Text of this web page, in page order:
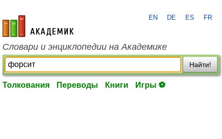
academic.ru
EN DE ES FR
Словари и энциклопедии на Академике
Найти!
Толкования Переводы Книги Игры ⚽